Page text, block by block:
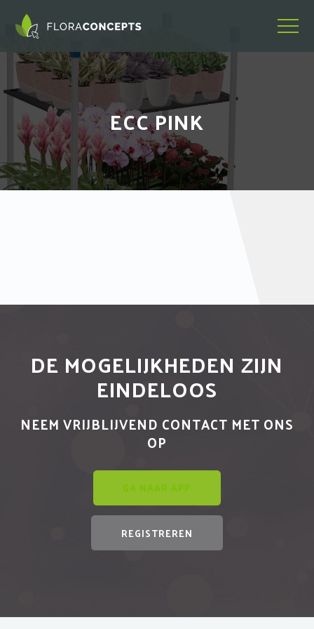
ECC PINK
DE MOGELIJKHEDEN ZIJN
EINDELOOS
NEEM VRIJBLIJVEND CONTACT MET ONS
OP
GA NAAR APP
REGISTREREN